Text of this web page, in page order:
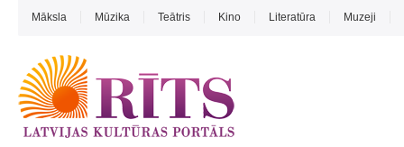
Māksla Mūzika Teātris Kino Literatūra Muzeji